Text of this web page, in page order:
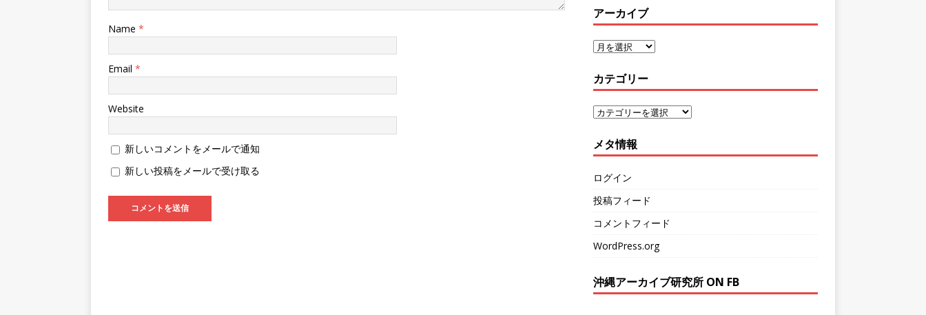
ウ
ま
)
Name *
Email *
Website
新しいコメントをメールで通知
新しい投稿をメールで受け取る
アーカイブ
カテゴリー
メタ情報
ログイン
投稿フィード
コメントフィード
WordPress.org
沖縄アーカイブ研究所 ON FB